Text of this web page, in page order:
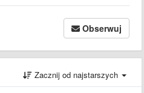
Obserwuj
Zacznij od najstarszych